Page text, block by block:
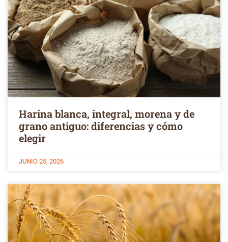
Harina blanca, integral, morena y de
grano antiguo: diferencias y cómo
elegir
JUNIO 25, 2026